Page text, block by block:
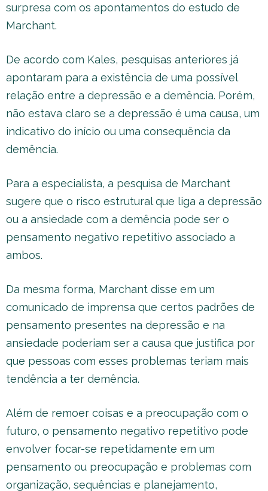
surpresa com os apontamentos do estudo de
Marchant.
De acordo com Kales, pesquisas anteriores já
apontaram para a existência de uma possível
relação entre a depressão e a demência. Porém,
não estava claro se a depressão é uma causa, um
indicativo do início ou uma consequência da
demência.
Para a especialista, a pesquisa de Marchant
sugere que o risco estrutural que liga a depressão
ou a ansiedade com a demência pode ser o
pensamento negativo repetitivo associado a
ambos.
Da mesma forma, Marchant disse em um
comunicado de imprensa que certos padrões de
pensamento presentes na depressão e na
ansiedade poderiam ser a causa que justifica por
que pessoas com esses problemas teriam mais
tendência a ter demência.
Além de remoer coisas e a preocupação com o
futuro, o pensamento negativo repetitivo pode
envolver focar-se repetidamente em um
pensamento ou preocupação e problemas com
organização, sequências e planejamento,